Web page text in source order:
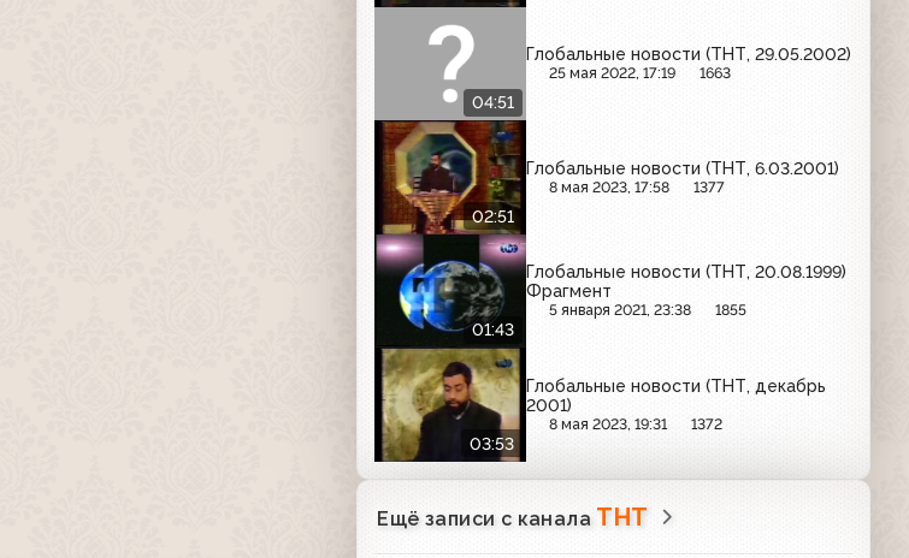
04:51
Глобальные новости (ТНТ, 29.05.2002)
25 мая 2022, 17:19 1663
02:51
Глобальные новости (ТНТ, 6.03.2001)
8 мая 2023, 17:58 1377
01:43
Глобальные новости (ТНТ, 20.08.1999)
Фрагмент
5 января 2021, 23:38 1855
03:53
Глобальные новости (ТНТ, декабрь
2001)
8 мая 2023, 19:31 1372
Ещё записи с канала ТНТ